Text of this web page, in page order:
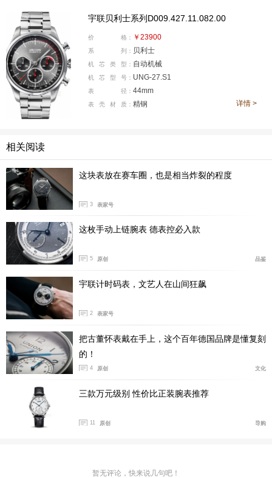
宇联近几年推出的新表中，从内到外都下足了功夫，
在保留应有的“德味”的同时，在贝利士等系列之中也将德
系品牌那种“old school”经典腔调做出平衡，在保留基础设
计的同时加入了大量年轻的设计语言，但始终不变的是德
系制表内部机芯的高超水准。2025年的宇联又在贝利士熊
猫盘“家族”中推出了一款全新的三眼熊猫银灰盘计时腕表
这次的宇联三眼熊猫计时码表出乎我意料的一点在
于，没有继续延续年轻化和更有辨识度的不对称盘面设
计，反而是加重了现代感和成熟度。银色和黑色为主的两
大颜色遍布整枚腕表，这种配色更高级也更容易联想到现
代汽车的极具科技感的配色，三个副盘的设计也与汽车仪
表盘设计相互呼应。与复古的赛车设计有所不同，更加现
代也更加流行。
宇联贝利士系列D009.427.11.082.00
价 格： ￥23900
系 列： 贝利士
机 芯 类 型： 自动机械
机 芯 型 号： UNG-27.S1
表 径： 44mm
表 壳 材 质： 精钢 详情 >
相关阅读
这块表放在赛车圈，也是相当炸裂的程度
3 表家号
这枚手动上链腕表 德表控必入款
5 原创 品鉴
宇联计时码表，文艺人在山间狂飙
2 表家号
把古董怀表戴在手上，这个百年德国品牌是懂复刻
的！
4 原创 文化
三款万元级别 性价比正装腕表推荐
11 原创 导购
暂无评论，快来说几句吧！